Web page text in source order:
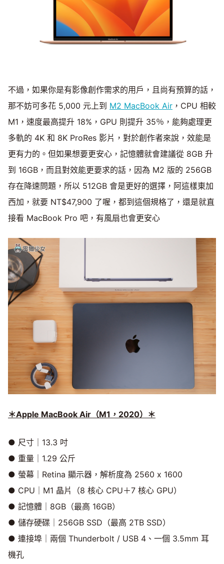
不過，如果你是有影像創作需求的用戶，且尚有預算的話，
那不妨可多花 5,000 元上到 M2 MacBook Air ，CPU 相較
M1，速度最高提升 18%，GPU 則提升 35％，能夠處理更
多軌的 4K 和 8K ProRes 影片，對於創作者來說，效能是
更有力的。但如果想要更安心，記憶體就會建議從 8GB 升
到 16GB，而且對效能更要求的話，因為 M2 版的 256GB
存在降速問題，所以 512GB 會是更好的選擇，阿這樣東加
西加，就要 NT$47,900 了喔，都到這個規格了，還是就直
接看 MacBook Pro 吧，有風扇也會更安心
＊Apple MacBook Air（M1，2020） ＊
● 尺寸｜13.3 吋
● 重量｜1.29 公斤
● 螢幕｜Retina 顯示器，解析度為 2560 x 1600
● CPU｜M1 晶片（8 核心 CPU＋7 核心 GPU）
● 記憶體｜8GB（最高 16GB）
● 儲存硬碟｜256GB SSD（最高 2TB SSD）
● 連接埠｜兩個 Thunderbolt / USB 4、一個 3.5mm 耳
機孔